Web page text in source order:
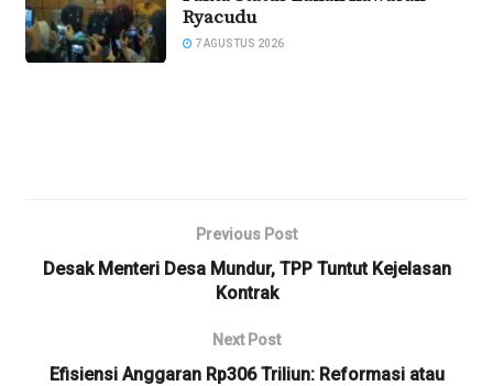
Ryacudu
7 AGUSTUS 2026
Previous Post
Desak Menteri Desa Mundur, TPP Tuntut Kejelasan
Kontrak
Next Post
Efisiensi Anggaran Rp306 Triliun: Reformasi atau